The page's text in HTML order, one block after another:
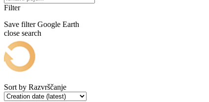
Filter
Save filter Google Earth
close search
Sort by Razvrščanje